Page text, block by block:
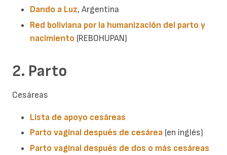
Dando a Luz, Argentina
Red boliviana por la humanización del parto y
nacimiento (REBOHUPAN)
2. Parto
Cesáreas
Lista de apoyo cesáreas
Parto vaginal después de cesárea (en inglés)
Parto vaginal después de dos o más cesáreas